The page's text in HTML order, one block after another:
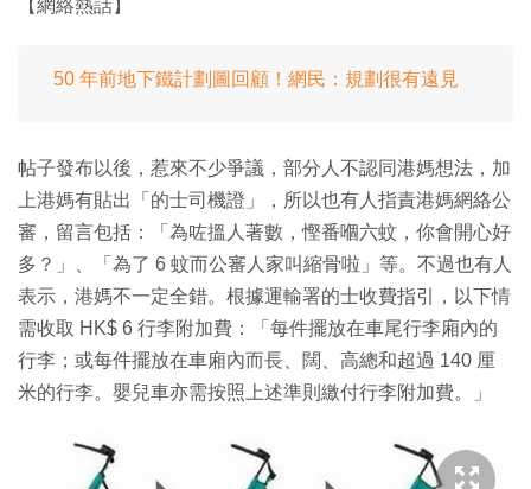
【網絡熱話】
50 年前地下鐵計劃圖回顧！網民：規劃很有遠見
帖子發布以後，惹來不少爭議，部分人不認同港媽想法，加
上港媽有貼出「的士司機證」，所以也有人指責港媽網絡公
審，留言包括：「為咗搵人著數，慳番嗰六蚊，你會開心好
多？」、「為了 6 蚊而公審人家叫縮骨啦」等。不過也有人
表示，港媽不一定全錯。根據運輸署的士收費指引，以下情
需收取 HK$ 6 行李附加費：「每件擺放在車尾行李廂內的
行李；或每件擺放在車廂內而長、闊、高總和超過 140 厘
米的行李。嬰兒車亦需按照上述準則繳付行李附加費。」